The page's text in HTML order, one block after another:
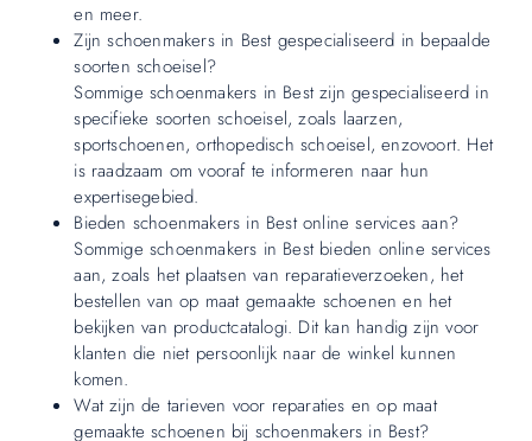
en meer.
Zijn schoenmakers in Best gespecialiseerd in bepaalde
soorten schoeisel?
Sommige schoenmakers in Best zijn gespecialiseerd in
specifieke soorten schoeisel, zoals laarzen,
sportschoenen, orthopedisch schoeisel, enzovoort. Het
is raadzaam om vooraf te informeren naar hun
expertisegebied.
Bieden schoenmakers in Best online services aan?
Sommige schoenmakers in Best bieden online services
aan, zoals het plaatsen van reparatieverzoeken, het
bestellen van op maat gemaakte schoenen en het
bekijken van productcatalogi. Dit kan handig zijn voor
klanten die niet persoonlijk naar de winkel kunnen
komen.
Wat zijn de tarieven voor reparaties en op maat
gemaakte schoenen bij schoenmakers in Best?